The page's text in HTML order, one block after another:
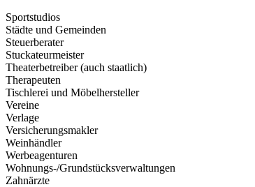
Sportstudios
Städte und Gemeinden
Steuerberater
Stuckateurmeister
Theaterbetreiber (auch staatlich)
Therapeuten
Tischlerei und Möbelhersteller
Vereine
Verlage
Versicherungsmakler
Weinhändler
Werbeagenturen
Wohnungs-/Grundstücksverwaltungen
Zahnärzte